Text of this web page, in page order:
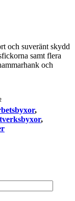
och suveränt skydd
samt flera
och
,
,